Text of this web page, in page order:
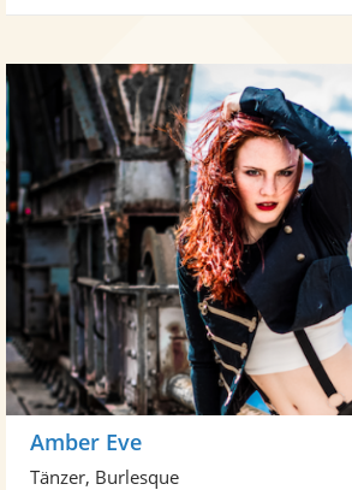
Amber Eve
Tänzer, Burlesque